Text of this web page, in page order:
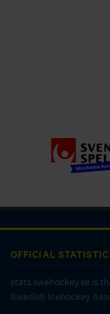
OFFICIAL
stats.swehockey.se is
Swedish Icehockey